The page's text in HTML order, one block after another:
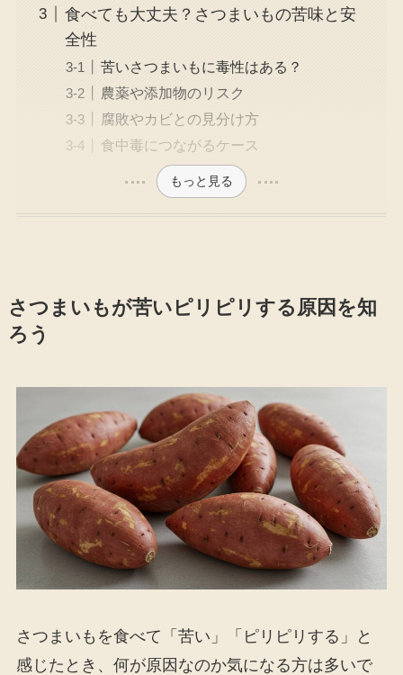
食べても大丈夫？さつまいもの苦味と安
全性
苦いさつまいもに毒性はある？
農薬や添加物のリスク
腐敗やカビとの見分け方
食中毒につながるケース
もっと見る
さつまいもが苦いピリピリする原因を知
ろう
さつまいもを食べて「苦い」「ピリピリする」と
感じたとき、何が原因なのか気になる方は多いで